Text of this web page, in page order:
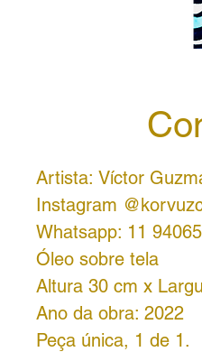
Artista: Víctor
Instagram
Whatsapp: 11
Óleo sobre tela
Altura 30 cm x
Ano da obra: 2022
Peça única, 1 de 1.